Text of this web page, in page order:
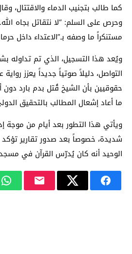
كما طالب بتجنيب الدماء والاقتتال،
وحرص على السلم: “لا نتقاتل بجاه
مستنكراً ما وصفه بـ”الاعتداء داخل
ويُعد هذا التسجيل، الذي تم تداوله
التواصل، دليلاً صوتياً جديداً يعزز
حقوقيين بأن الشيخ قُتل بدم بارد
ما أعاد إشعال المطالب بالتحقيق
ويأتي هذا التطور بعد أيام من موجة
شديدة، خصوصاً بعد صدور تقارير تؤكد
الوحيد أنه كان يُدرّس القرآن في مسجده منذ